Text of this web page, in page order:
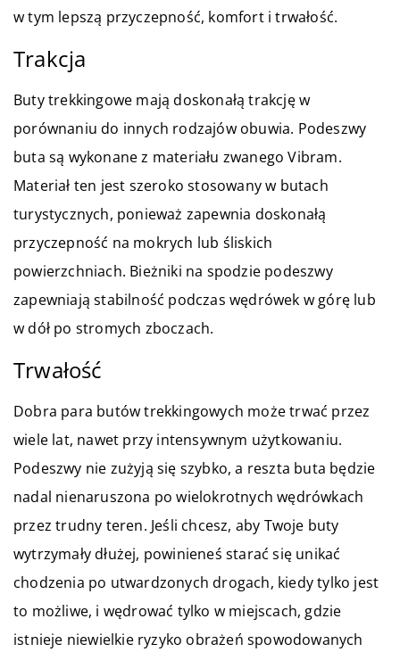
w tym lepszą przyczepność, komfort i trwałość.
Trakcja
Buty trekkingowe mają doskonałą trakcję w
porównaniu do innych rodzajów obuwia. Podeszwy
buta są wykonane z materiału zwanego Vibram.
Materiał ten jest szeroko stosowany w butach
turystycznych, ponieważ zapewnia doskonałą
przyczepność na mokrych lub śliskich
powierzchniach. Bieżniki na spodzie podeszwy
zapewniają stabilność podczas wędrówek w górę lub
w dół po stromych zboczach.
Trwałość
Dobra para butów trekkingowych może trwać przez
wiele lat, nawet przy intensywnym użytkowaniu.
Podeszwy nie zużyją się szybko, a reszta buta będzie
nadal nienaruszona po wielokrotnych wędrówkach
przez trudny teren. Jeśli chcesz, aby Twoje buty
wytrzymały dłużej, powinieneś starać się unikać
chodzenia po utwardzonych drogach, kiedy tylko jest
to możliwe, i wędrować tylko w miejscach, gdzie
istnieje niewielkie ryzyko obrażeń spowodowanych